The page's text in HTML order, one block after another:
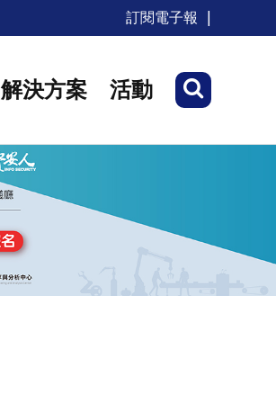
訂閱電子報
解決方案 活動